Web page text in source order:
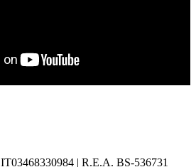
| R.E.A. BS-536731